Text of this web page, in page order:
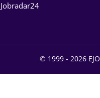
Jobradar24
© 1999 - 2026